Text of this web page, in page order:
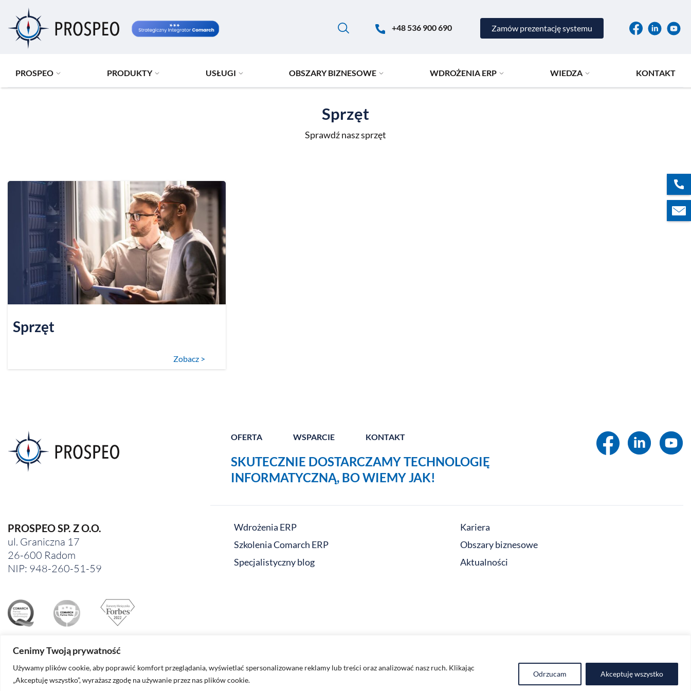
Cenimy Twoją prywatność
Używamy plików cookie, aby poprawić komfort przeglądania, wyświetlać spersonalizowane reklamy lub treści oraz analizować nasz ruch. Klikając
„Akceptuję wszystko”, wyrażasz zgodę na używanie przez nas plików cookie.
Odrzucam Akceptuję wszystko
treści
+48 536 900 690 Zamów prezentację systemu
PROSPEO PRODUKTY USŁUGI OBSZARY BIZNESOWE WDROŻENIA ERP WIEDZA KONTAKT
Sprzęt
Sprawdź nasz sprzęt
Sprzęt
Zobacz >
OFERTA WSPARCIE KONTAKT
SKUTECZNIE DOSTARCZAMY TECHNOLOGIĘ
INFORMATYCZNĄ, BO WIEMY JAK!
PROSPEO SP. Z O.O.
ul. Graniczna 17
26-600 Radom
NIP: 948-260-51-59
Wdrożenia ERP
Szkolenia Comarch ERP
Specjalistyczny blog
Kariera
Obszary biznesowe
Aktualności
© 2026PROSPEO| Wszelkie prawa zastrzeżone. Polityka prywatności Regulamin